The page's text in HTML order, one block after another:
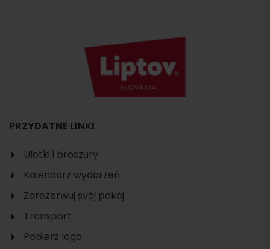
PRZYDATNE LINKI
Ulotki i broszury
Kalendarz wydarzeń
Zarezerwuj svój pokój
Transport
Pobierz logo